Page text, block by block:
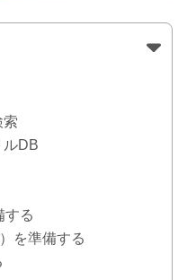
索
ルDB
する
を準備する